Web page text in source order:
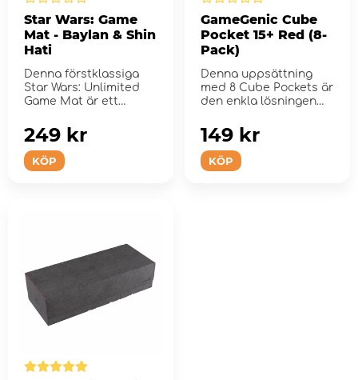
Star Wars: Game
Mat - Baylan & Shin
Hati
Denna förstklassiga
Star Wars: Unlimited
Game Mat är ett
KÖP
249 kr
GameGenic Cube
Pocket 15+ Red (8-
Pack)
Denna uppsättning
med 8 Cube Pockets är
den enkla lösningen
KÖP
149 kr